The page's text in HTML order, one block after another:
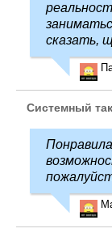
сказать,
Системный